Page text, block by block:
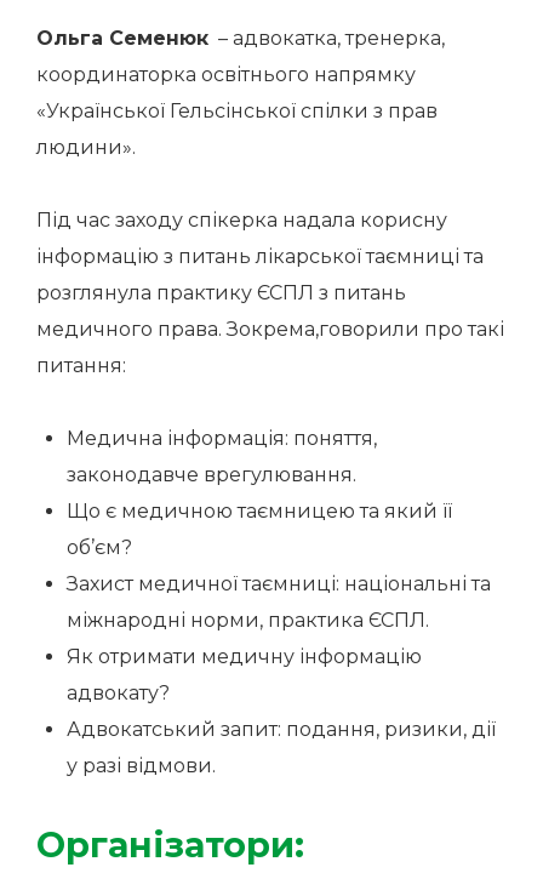
Ольга Семенюк – адвокатка, тренерка,
координаторка освітнього напрямку
«Української Гельсінської спілки з прав
людини».
Під час заходу спікерка надала корисну
інформацію з питань лікарської таємниці та
розглянула практику ЄСПЛ з питань
медичного права. Зокрема,говорили про такі
питання:
Медична інформація: поняття,
законодавче врегулювання.
Що є медичною таємницею та який її
об’єм?
Захист медичної таємниці: національні та
міжнародні норми, практика ЄСПЛ.
Як отримати медичну інформацію
адвокату?
Адвокатський запит: подання, ризики, дії
у разі відмови.
Організатори: